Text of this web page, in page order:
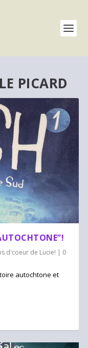
PICARD
d'coeur de Lucie! | 0
autochtone et